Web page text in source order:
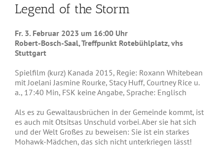
Legend of the Storm
Fr. 3. Februar 2023 um 16:00 Uhr
Robert-Bosch-Saal, Treffpunkt Rotebühlplatz, vhs
Stuttgart
Spielfilm (kurz) Kanada 2015, Regie: Roxann Whitebean
mit Joelani Jasmine Rourke, Stacy Huff, Courtney Rice u.
a., 17:40 Min, FSK keine Angabe, Sprache: Englisch
Als es zu Gewaltausbrüchen in der Gemeinde kommt, ist
es auch mit Otsitsas Unschuld vorbei. Aber sie hat sich
und der Welt Großes zu beweisen: Sie ist ein starkes
Mohawk-Mädchen, das sich nicht unterkriegen lässt!